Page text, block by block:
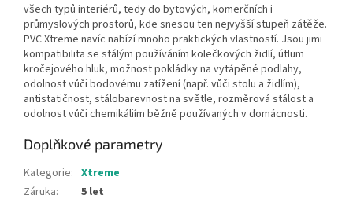
všech typů interiérů, tedy do bytových, komerčních i
průmyslových prostorů, kde snesou ten nejvyšší stupeň zátěže.
PVC Xtreme navíc nabízí mnoho praktických vlastností. Jsou jimi
kompatibilita se stálým používáním kolečkových židlí, útlum
kročejového hluk, možnost pokládky na vytápěné podlahy,
odolnost vůči bodovému zatížení (např. vůči stolu a židlím),
antistatičnost, stálobarevnost na světle, rozměrová stálost a
odolnost vůči chemikáliím běžně používaných v domácnosti.
Doplňkové parametry
Kategorie: Xtreme
Záruka: 5 let